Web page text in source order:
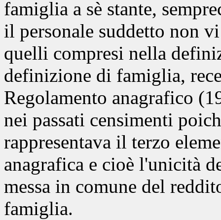
famiglia a sè stante,
il personale suddetto non
quelli compresi nella
definizione di famiglia,
Regolamento anagrafico
nei passati censimenti
rappresentava il terzo
anagrafica e cioè l'unicità
messa in comune del
famiglia.